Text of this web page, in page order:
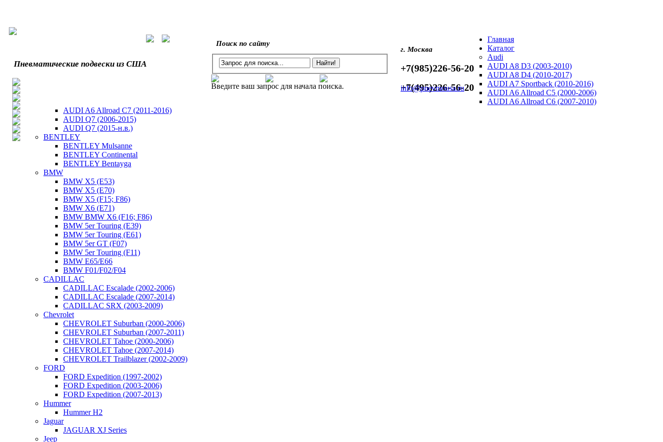
Пневматические подвески из США
Поиск по сайту
Введите ваш запрос для начала поиска.
г. Москва
+7(985)226-56-20
+7(495)226-56-20
info@pnevmousa.ru
Главная
Каталог
Audi
AUDI A8 D3 (2003-2010)
AUDI A8 D4 (2010-2017)
AUDI A7 Sportback (2010-2016)
AUDI A6 Allroad C5 (2000-2006)
AUDI A6 Allroad C6 (2007-2010)
AUDI A6 Allroad C7 (2011-2016)
AUDI Q7 (2006-2015)
AUDI Q7 (2015-н.в.)
BENTLEY
BENTLEY Mulsanne
BENTLEY Continental
BENTLEY Bentayga
BMW
BMW X5 (E53)
BMW X5 (E70)
BMW X5 (F15; F86)
BMW X6 (E71)
BMW BMW X6 (F16; F86)
BMW 5er Touring (E39)
BMW 5er Touring (E61)
BMW 5er GT (F07)
BMW 5er Touring (F11)
BMW E65/E66
BMW F01/F02/F04
CADILLAC
CADILLAC Escalade (2002-2006)
CADILLAC Escalade (2007-2014)
CADILLAC SRX (2003-2009)
Chevrolet
CHEVROLET Suburban (2000-2006)
CHEVROLET Suburban (2007-2011)
CHEVROLET Tahoe (2000-2006)
CHEVROLET Tahoe (2007-2014)
CHEVROLET Trailblazer (2002-2009)
FORD
FORD Expedition (1997-2002)
FORD Expedition (2003-2006)
FORD Expedition (2007-2013)
Hummer
Hummer H2
Jaguar
JAGUAR XJ Series
Jeep